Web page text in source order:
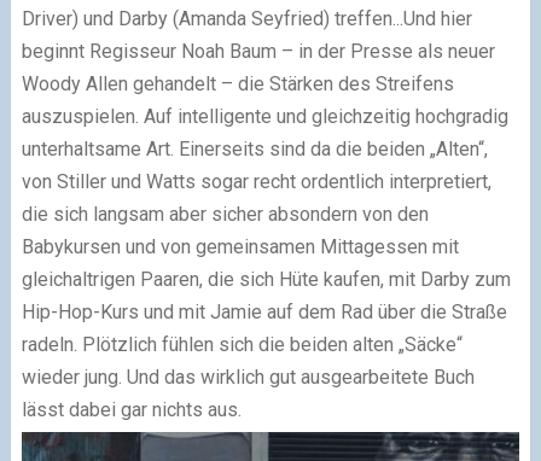
Driver) und Darby (Amanda Seyfried) treffen...Und hier
beginnt Regisseur Noah Baum – in der Presse als neuer
Woody Allen gehandelt – die Stärken des Streifens
auszuspielen. Auf intelligente und gleichzeitig hochgradig
unterhaltsame Art. Einerseits sind da die beiden „Alten“,
von Stiller und Watts sogar recht ordentlich interpretiert,
die sich langsam aber sicher absondern von den
Babykursen und von gemeinsamen Mittagessen mit
gleichaltrigen Paaren, die sich Hüte kaufen, mit Darby zum
Hip-Hop-Kurs und mit Jamie auf dem Rad über die Straße
radeln. Plötzlich fühlen sich die beiden alten „Säcke“
wieder jung. Und das wirklich gut ausgearbeitete Buch
lässt dabei gar nichts aus.